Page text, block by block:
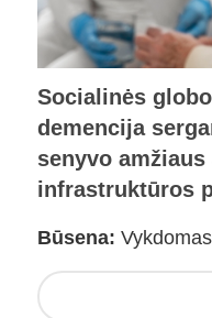
Socialinės
demencija
senyvo
infrastruktūros
Būsena: Vykdomas